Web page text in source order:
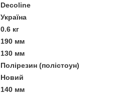
Decoline
Україна
0.6 кг
190 мм
130 мм
Полірезин (полістоун)
Новий
140 мм